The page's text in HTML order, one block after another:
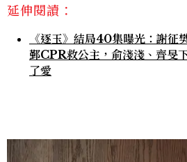
延伸閱讀：
《逐玉》結局40集曝光：謝征
鄞CPR救公主，俞淺淺、齊旻
了愛